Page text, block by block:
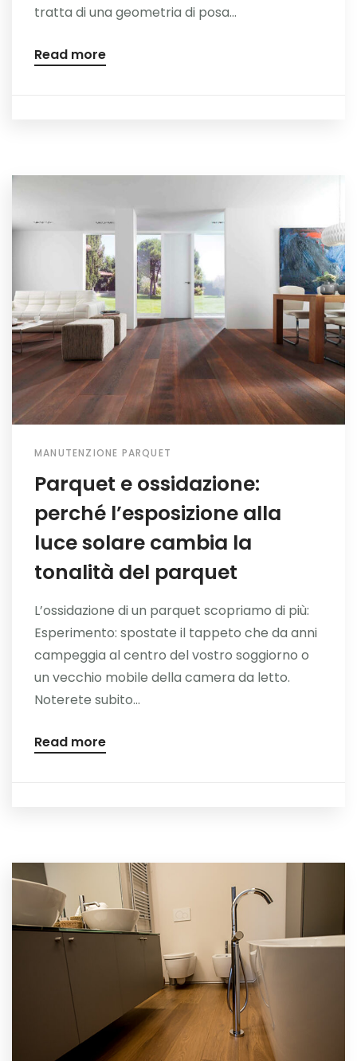
tratta di una geometria di posa...
Read more
MANUTENZIONE PARQUET
Parquet e ossidazione:
perché l’esposizione alla
luce solare cambia la
tonalità del parquet
L’ossidazione di un parquet scopriamo di più:
Esperimento: spostate il tappeto che da anni
campeggia al centro del vostro soggiorno o
un vecchio mobile della camera da letto.
Noterete subito...
Read more